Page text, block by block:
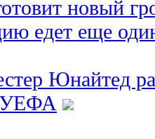
новый
едет еще
Юнайтед
УЕФА